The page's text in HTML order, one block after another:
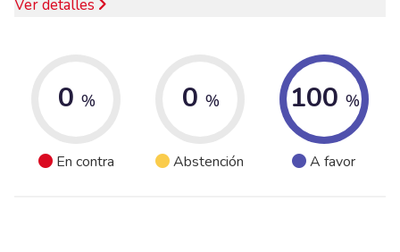
Ver detalles
0 %
En contra
0 %
Abstención
100 %
A favor